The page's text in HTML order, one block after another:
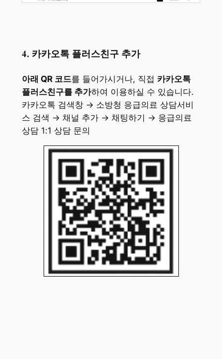
4. 카카오톡 플러스친구 추가
아래 QR 코드를 들어가시거나, 직접 카카오톡
플러스친구를 추가하여 이용하실 수 있습니다.
카카오톡 검색창 → 소방청 응급의료 상담서비
스 검색 → 채널 추가 → 채팅하기 → 응급의료
상담 1:1 상담 문의